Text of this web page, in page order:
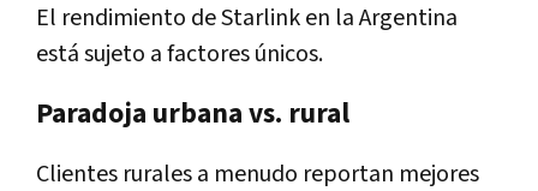
El rendimiento de Starlink en la Argentina
está sujeto a factores únicos.
Paradoja urbana vs. rural
Clientes rurales a menudo reportan mejores